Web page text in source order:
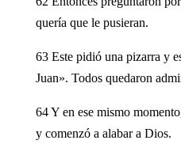
quería que le pusieran.
63 Este pidió una pizarra y
Juan». Todos quedaron
64 Y en ese mismo
y comenzó a alabar a Dios.